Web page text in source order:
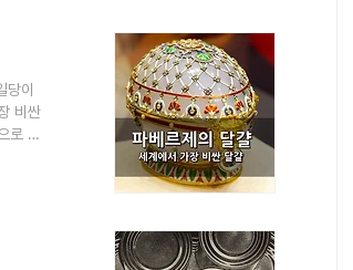
이
비싼
로 돌
처럼